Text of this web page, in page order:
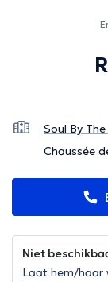
Soul By
Chaussée
Niet
Laat hem/haar